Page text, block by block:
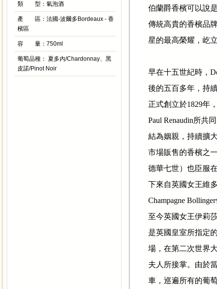
類 型： 氣泡酒
產 區： 法國-波爾多Bordeaux - 香
檳區
容 量： 750ml
葡萄品種： 夏多內/Chardonnay、黑
皮諾/Pinot Noir
伯蘭爵香檳可以說
傳統高貴的香檳品
星的最高榮耀，屹
早在十五世紀時，
後的五百多年，持
正式創立於1829年
Paul Renaudin所共
結為姻親，持續擴
市場販售的香檳之
德華七世）也臣服
下來自英國女王維
Champagne Bollinger
至今英國女王伊莉
是英國皇室所指定
場，在第二次世界
夫人所接掌。由於
車，巡遍所有的葡